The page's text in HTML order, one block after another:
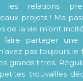
les relations
projets ! Ma
de la vie m’ont
partager une
pas toujours
grands titres.
trouvailles